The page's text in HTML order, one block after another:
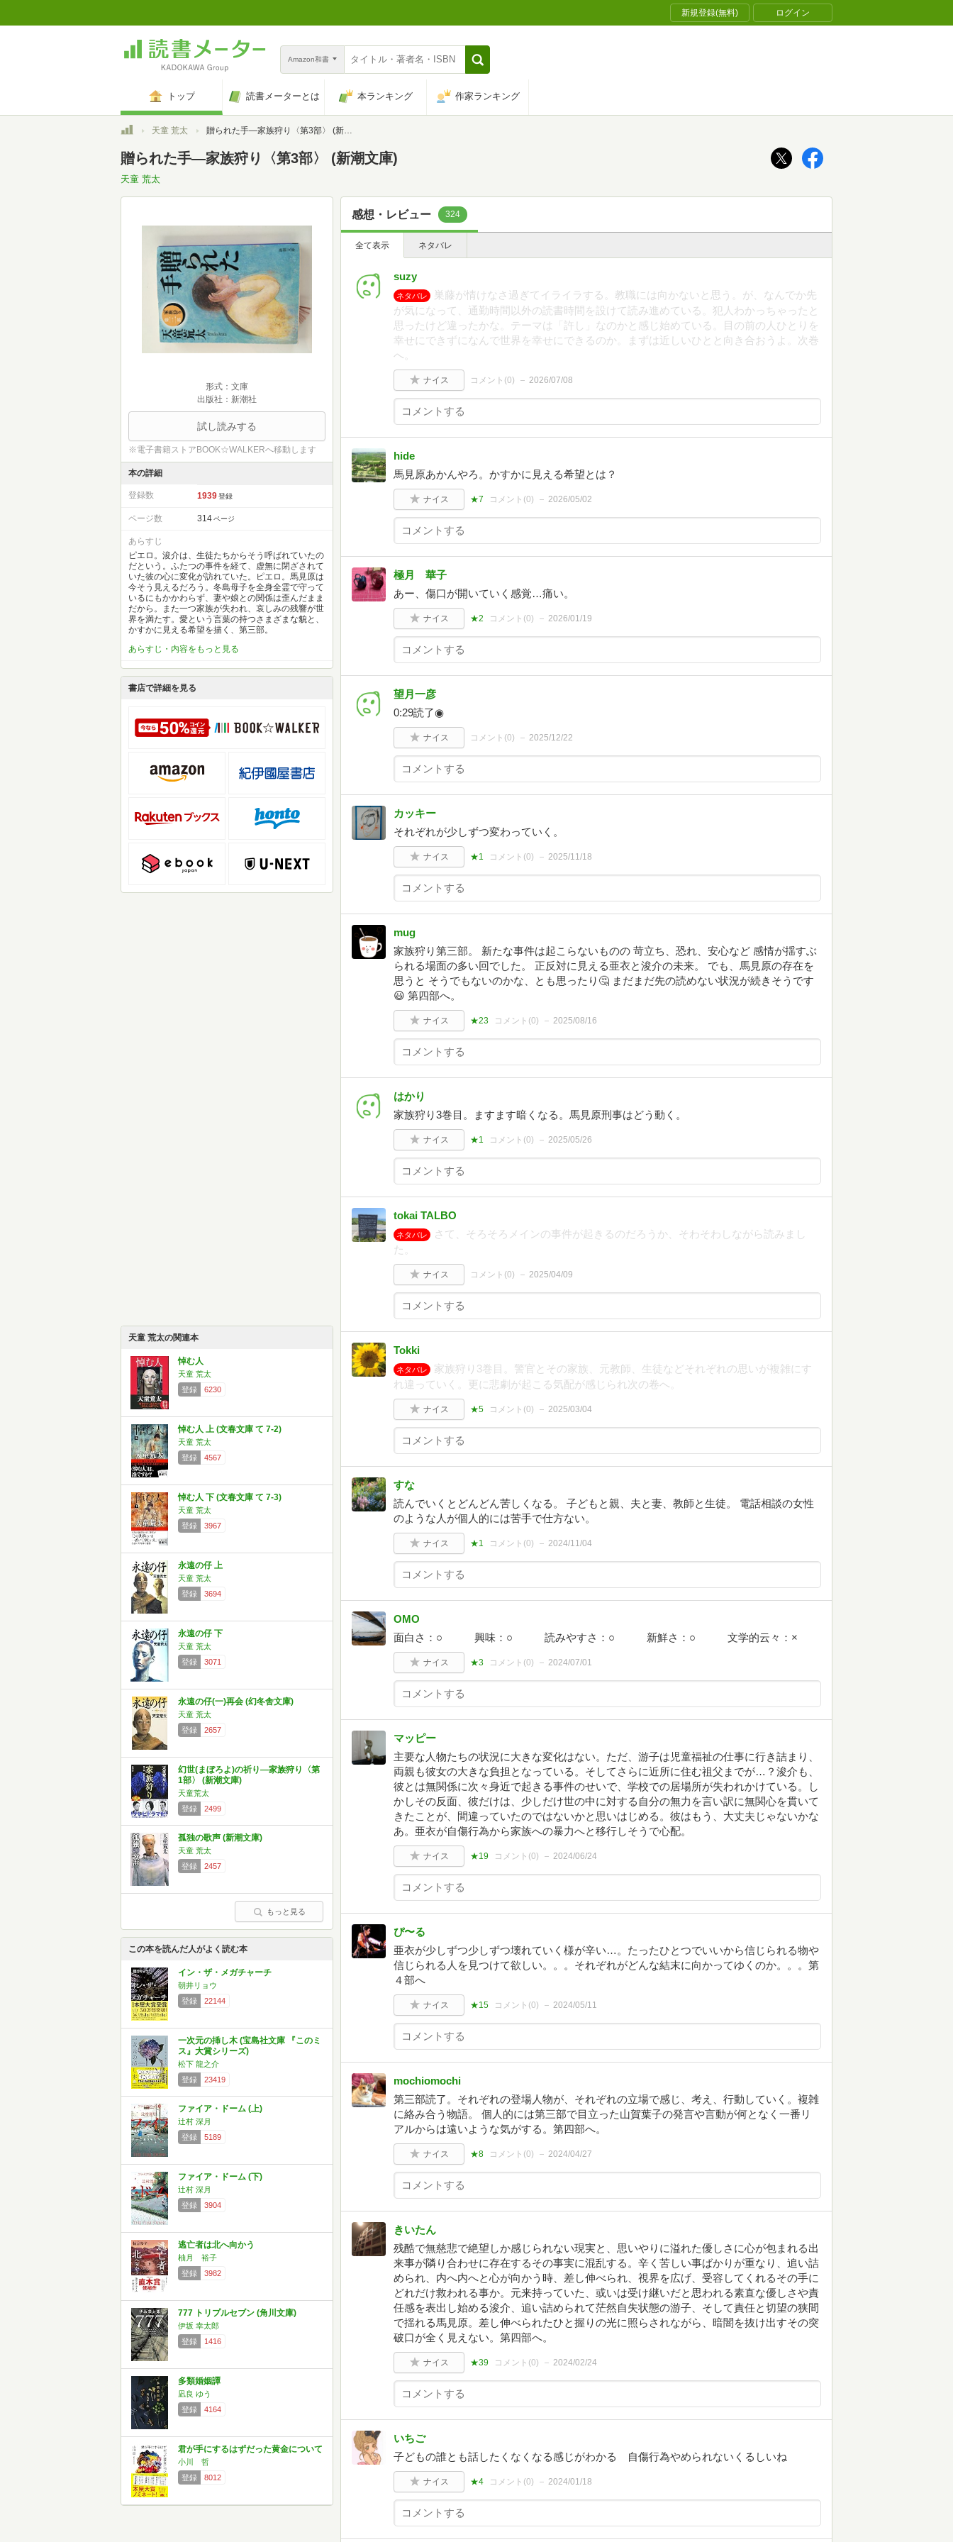
新規登録(無料) ログイン
Amazon和書
トップ 読書メーターとは 本ランキング 作家ランキング
トップ天童 荒太 贈られた手―家族狩り〈第3部〉 (新潮文庫)
贈られた手―家族狩り〈第3部〉 (新潮文庫)
天童 荒太
形式：文庫
出版社：新潮社
試し読みする
※電子書籍ストアBOOK☆WALKERへ移動します
本の詳細
登録数 1939 登録
ページ数 314 ページ
あらすじ
ピエロ。浚介は、生徒たちからそう呼ばれていたの
だという。ふたつの事件を経て、虚無に閉ざされて
いた彼の心に変化が訪れていた。ピエロ。馬見原は
今そう見えるだろう。冬島母子を全身全霊で守って
いるにもかかわらず、妻や娘との関係は歪んだまま
だから。また一つ家族が失われ、哀しみの残響が世
界を満たす。愛という言葉の持つさまざまな貌と、
かすかに見える希望を描く、第三部。
あらすじ・内容をもっと見る
書店で詳細を見る
天童 荒太の関連本
悼む人
天童 荒太
登録
6230
悼む人 上 (文春文庫 て 7-2)
天童 荒太
登録
4567
悼む人 下 (文春文庫 て 7-3)
天童 荒太
登録
3967
永遠の仔 上
天童 荒太
登録
3694
永遠の仔 下
天童 荒太
登録
3071
永遠の仔(一)再会 (幻冬舎文庫)
天童 荒太
登録
2657
幻世(まぼろよ)の祈り―家族狩り〈第
1部〉 (新潮文庫)
天童荒太
登録
2499
孤独の歌声 (新潮文庫)
天童 荒太
登録
2457
もっと見る
この本を読んだ人がよく読む本
イン・ザ・メガチャーチ
朝井リョウ
登録
22144
一次元の挿し木 (宝島社文庫 『このミ
ス』大賞シリーズ)
松下 龍之介
登録
23419
ファイア・ドーム (上)
辻村 深月
登録
5189
ファイア・ドーム (下)
辻村 深月
登録
3904
逃亡者は北へ向かう
柚月 裕子
登録
3982
777 トリプルセブン (角川文庫)
伊坂 幸太郎
登録
1416
多類婚姻譚
凪良 ゆう
登録
4164
君が手にするはずだった黄金について
小川 哲
登録
8012
感想・レビュー 324
全て表示 ネタバレ
suzy
ネタバレ
巣藤が情けなさ過ぎてイライラする。教職には向かないと思う。が、なんでか先
が気になって、通勤時間以外の読書時間を設けて読み進めている。犯人わかっちゃったと
思ったけど違ったかな。テーマは「許し」なのかと感じ始めている。目の前の人ひとりを
幸せにできずになんで世界を幸せにできるのか。まずは近しいひとと向き合おうよ。次巻
へ。
ナイス コメント(0) 2026/07/08
hide
馬見原あかんやろ。かすかに見える希望とは？
ナイス ★7 コメント(0) 2026/05/02
極月 華子
あー、傷口が開いていく感覚…痛い。
ナイス ★2 コメント(0) 2026/01/19
望月一彦
0:29読了◉
ナイス コメント(0) 2025/12/22
カッキー
それぞれが少しずつ変わっていく。
ナイス ★1 コメント(0) 2025/11/18
mug
家族狩り第三部。 新たな事件は起こらないものの 苛立ち、恐れ、安心など 感情が揺すぶ
られる場面の多い回でした。 正反対に見える亜衣と浚介の未来。 でも、馬見原の存在を
思うと そうでもないのかな、とも思ったり🤔 まだまだ先の読めない状況が続きそうです
😃 第四部へ。
ナイス ★23 コメント(0) 2025/08/16
はかり
家族狩り3巻目。ますます暗くなる。馬見原刑事はどう動く。
ナイス ★1 コメント(0) 2025/05/26
tokai TALBO
ネタバレ
さて、そろそろメインの事件が起きるのだろうか、そわそわしながら読みまし
た。
ナイス コメント(0) 2025/04/09
Tokki
ネタバレ
家族狩り3巻目。警官とその家族、元教師、生徒などそれぞれの思いが複雑にす
れ違っていく。更に悲劇が起こる気配が感じられ次の卷へ。
ナイス ★5 コメント(0) 2025/03/04
すな
読んでいくとどんどん苦しくなる。 子どもと親、夫と妻、教師と生徒。 電話相談の女性
のような人が個人的には苦手で仕方ない。
ナイス ★1 コメント(0) 2024/11/04
OMO
面白さ：○ 興味：○ 読みやすさ：○ 新鮮さ：○ 文学的云々：×
ナイス ★3 コメント(0) 2024/07/01
マッピー
主要な人物たちの状況に大きな変化はない。ただ、游子は児童福祉の仕事に行き詰まり、
両親も彼女の大きな負担となっている。そしてさらに近所に住む祖父までが…？浚介も、
彼とは無関係に次々身近で起きる事件のせいで、学校での居場所が失われかけている。し
かしその反面、彼だけは、少しだけ世の中に対する自分の無力を言い訳に無関心を貫いて
きたことが、間違っていたのではないかと思いはじめる。彼はもう、大丈夫じゃないかな
あ。亜衣が自傷行為から家族への暴力へと移行しそうで心配。
ナイス ★19 コメント(0) 2024/06/24
ぴ〜る
亜衣が少しずつ少しずつ壊れていく様が辛い…。たったひとつでいいから信じられる物や
信じられる人を見つけて欲しい。。。それぞれがどんな結末に向かってゆくのか。。。第
４部へ
ナイス ★15 コメント(0) 2024/05/11
mochiomochi
第三部読了。それぞれの登場人物が、それぞれの立場で感じ、考え、行動していく。複雑
に絡み合う物語。 個人的には第三部で目立った山賀葉子の発言や言動が何となく一番リ
アルからは遠いような気がする。第四部へ。
ナイス ★8 コメント(0) 2024/04/27
きいたん
残酷で無慈悲で絶望しか感じられない現実と、思いやりに溢れた優しさに心が包まれる出
来事が隣り合わせに存在するその事実に混乱する。辛く苦しい事ばかりが重なり、追い詰
められ、内へ内へと心が向かう時、差し伸べられ、視界を広げ、受容してくれるその手に
どれだけ救われる事か。元来持っていた、或いは受け継いだと思われる素直な優しさや責
任感を表出し始める浚介、追い詰められて茫然自失状態の游子、そして責任と切望の狭間
で揺れる馬見原。差し伸べられたひと握りの光に照らされながら、暗闇を抜け出すその突
破口が全く見えない。第四部へ。
ナイス ★39 コメント(0) 2024/02/24
いちご
子どもの誰とも話したくなくなる感じがわかる 自傷行為やめられないくるしいね
ナイス ★4 コメント(0) 2024/01/18